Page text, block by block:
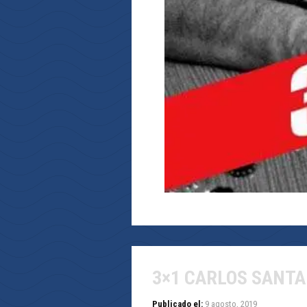
3×1 CARLOS
Publicado el: 9 agosto, 2019